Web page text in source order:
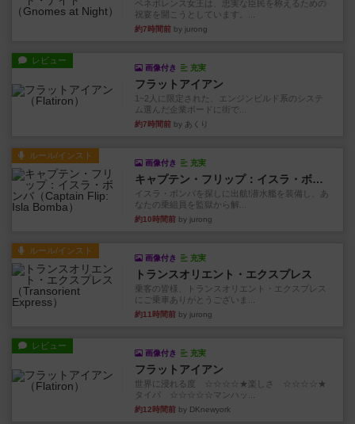
ベネボレンス女王は、忠実な臣民を称えるための
祝宴を開こうとしています。...
約7時間前 by jurong
レビュー
画像付き 充実
フラットアイアン
1~2人に限定された、エンジンビルド系のシステ
ム選んだ企業ボードに街で...
約7時間前 by あくり
ルール/インスト
画像付き 充実
キャプテン・フリップ：イスラ・ボンバ
イスラ・ボンバを探しに出航!潜水艦を装備し、あ
なたの乗組員を監獄から解...
約10時間前 by jurong
ルール/インスト
画像付き 充実
トランスオリエント・エクスプレス
乗客の皆様、トランスオリエント・エクスプレス
にご乗車ありがとうございま...
約11時間前 by jurong
レビュー
画像付き 充実
フラットアイアン
世界に浸れる度 ☆☆☆☆★楽しさ ☆☆☆☆★
タイパ ☆☆☆☆☆マンハッ...
約12時間前 by DKnewyork